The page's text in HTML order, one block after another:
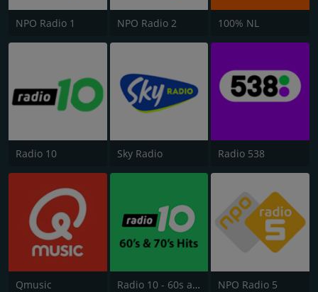
NPO Radio 1 NPO Radio 2 100% NL
Radio 10 Sky Radio Radio 538
Qmusic Radio 10 - 60s and 70s Hits NPO Radio 5